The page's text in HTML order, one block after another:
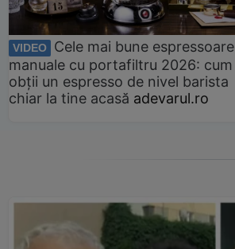
VIDEO
Cele mai bune espressoare
manuale cu portafiltru 2026: cum
obții un espresso de nivel barista
chiar la tine acasă adevarul.ro